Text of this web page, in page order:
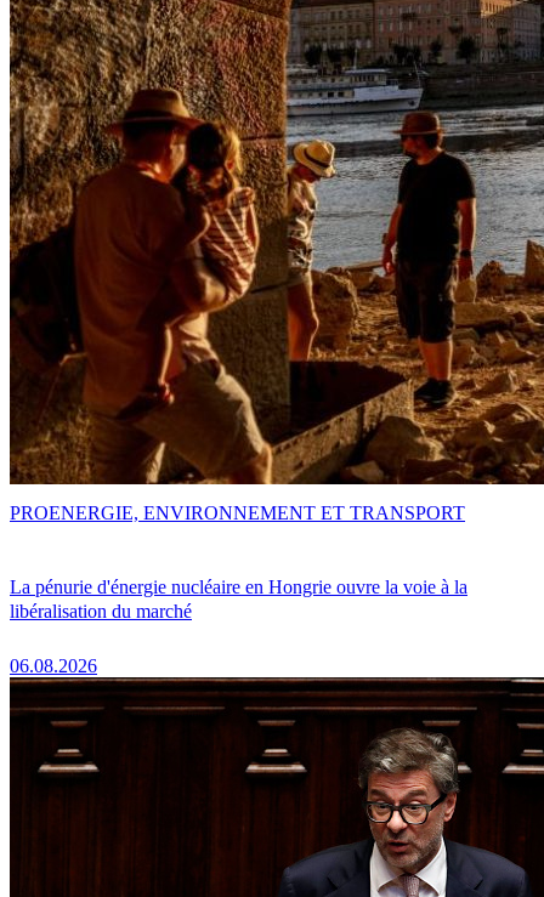
La pénurie d'énergie nucléaire en Hongrie ouvre la voie à la
libéralisation du marché
06.08.2026
PROENERGIE, ENVIRONNEMENT ET TRANSPORT